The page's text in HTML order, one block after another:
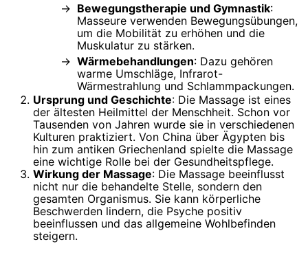
Bewegungstherapie und Gymnastik:
Masseure verwenden Bewegungsübungen,
um die Mobilität zu erhöhen und die
Muskulatur zu stärken.
Wärmebehandlungen: Dazu gehören
warme Umschläge, Infrarot-
Wärmestrahlung und Schlammpackungen.
Ursprung und Geschichte: Die Massage ist eines
der ältesten Heilmittel der Menschheit. Schon vor
Tausenden von Jahren wurde sie in verschiedenen
Kulturen praktiziert. Von China über Ägypten bis
hin zum antiken Griechenland spielte die Massage
eine wichtige Rolle bei der Gesundheitspflege.
Wirkung der Massage: Die Massage beeinflusst
nicht nur die behandelte Stelle, sondern den
gesamten Organismus. Sie kann körperliche
Beschwerden lindern, die Psyche positiv
beeinflussen und das allgemeine Wohlbefinden
steigern.